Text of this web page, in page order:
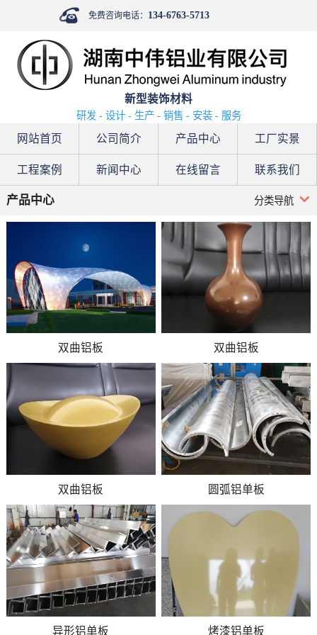
免费咨询电话： 134-6763-5713
新型装饰材料
研发 - 设计 - 生产 - 销售 - 安装 - 服务
网站首页 公司简介 产品中心 工厂实景
工程案例 新闻中心 在线留言 联系我们
产品中心 分类导航
双曲铝板 双曲铝板
双曲铝板 圆弧铝单板
异形铝单板 烤漆铝单板